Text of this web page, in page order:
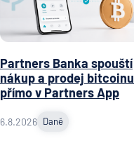
Partners Banka spouští
nákup a prodej bitcoinu
přímo v Partners App
6.8.2026 Daně